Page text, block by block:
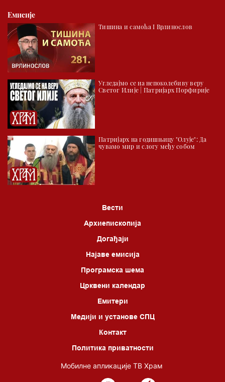
Емисије
Тишина и самоћа I Врлинослов
Угледајмо се на непоколебиву веру
Светог Илије | Патријарх Порфирије
Патријарх на годишњицу "Олује": Да
чувамо мир и слогу међу собом
Вести
Архиепископија
Догађаји
Најаве емисија
Програмска шема
Црквени календар
Емитери
Медији и установе СПЦ
Контакт
Политика приватности
Мобилне апликације ТВ Храм